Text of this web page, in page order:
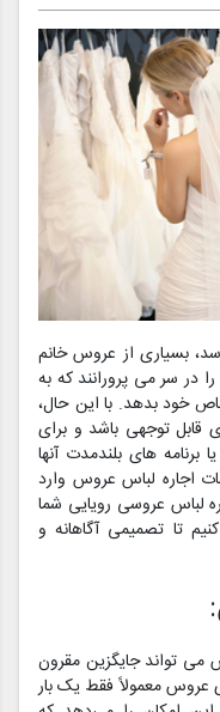
بسیاری از عروس خانم
در سر می پرورانند که به
خود بدهد. با این حال،
قابل توجهی باشد و برای
های بلندمدت آنها
اجاره لباس عروس وارد
لباس عروسی رویایی شما
تا تصمیمی آگاهانه و
می تواند جایگزین مقرون
عروس معمولاً فقط یک بار